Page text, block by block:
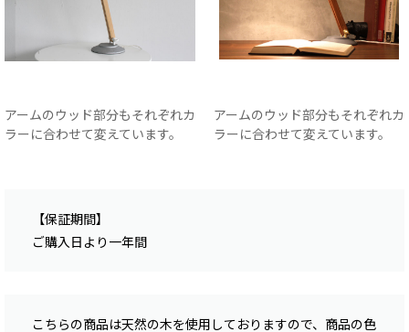
アームのウッド部分もそれぞれカ
ラーに合わせて変えています。
アームのウッド部分もそれぞれカ
ラーに合わせて変えています。
【保証期間】
ご購入日より一年間
こちらの商品は天然の木を使用しておりますので、商品の色